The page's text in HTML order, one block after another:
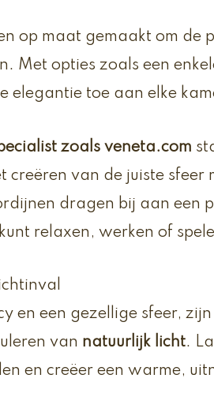
op maat gemaakt om de
Met opties zoals een
elegantie toe aan elke
zoals veneta.com
creëren van de juiste sfeer
dragen bij aan een
relaxen, werken of
en een gezellige sfeer,
van natuurlijk licht.
en creëer een warme,